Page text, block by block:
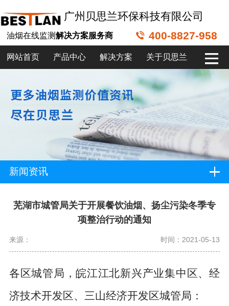
广州贝思兰环保科技有限公司
油烟在线监测解决方案服务商 400-8827-958
网站首页 产品中心 解决方案 关于贝思兰
新闻资讯
芜湖市城管局关于开展餐饮油烟、扬尘污染冬季专
项整治行动的通知
来源： 时间：2021-05-13
各区城管局，皖江江北新兴产业集中区、经
济技术开发区、三山经济开发区城管局：